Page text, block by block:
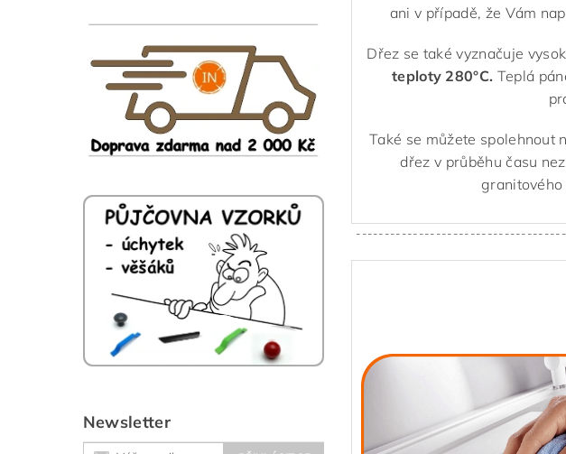
Newsletter
ani v případě, že Vám
Dřez se také vyznačuje
teploty 280°C. Teplá
Také se můžete spolehnout
dřez v průběhu času